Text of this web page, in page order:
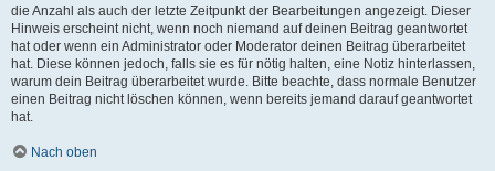
die Anzahl als auch der letzte Zeitpunkt der Bearbeitungen angezeigt. Dieser
Hinweis erscheint nicht, wenn noch niemand auf deinen Beitrag geantwortet
hat oder wenn ein Administrator oder Moderator deinen Beitrag überarbeitet
hat. Diese können jedoch, falls sie es für nötig halten, eine Notiz hinterlassen,
warum dein Beitrag überarbeitet wurde. Bitte beachte, dass normale Benutzer
einen Beitrag nicht löschen können, wenn bereits jemand darauf geantwortet
hat.
Nach oben